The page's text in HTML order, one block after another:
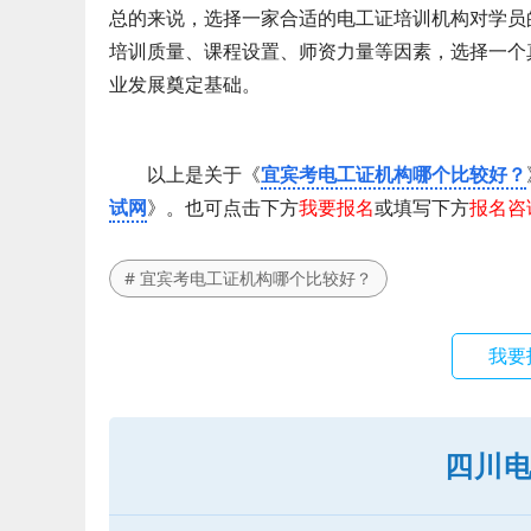
总的来说，选择一家合适的电工证培训机构对学
培训质量、课程设置、师资力量等因素，选择一
业发展奠定基础。
以上是关于《宜宾考电工证机构哪个比较好？
试网》。也可点击下方我要报名或填写下方报名
# 宜宾考电工证机构哪个比较好？
我
四川